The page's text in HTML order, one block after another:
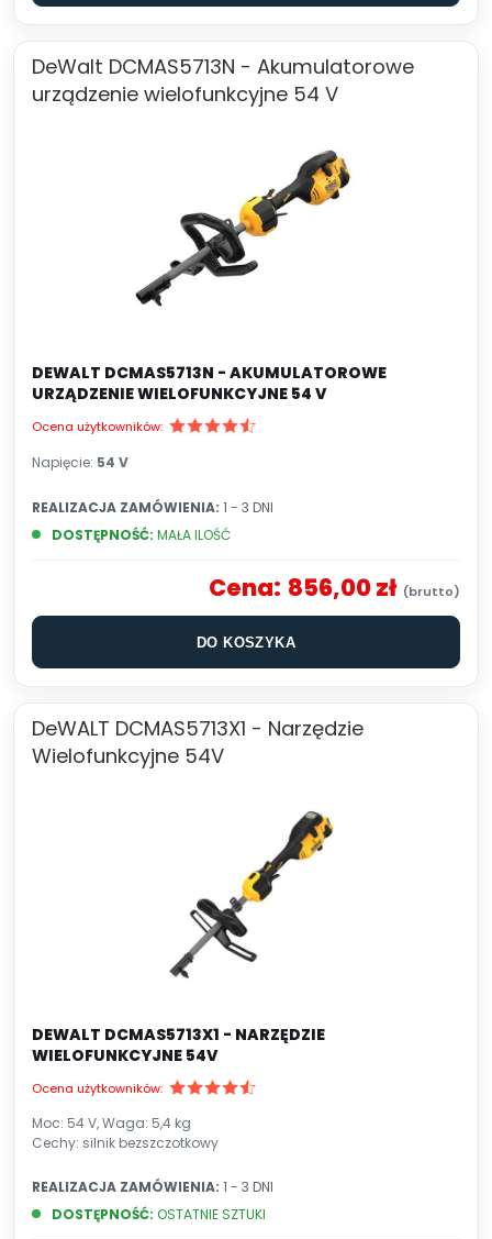
DeWalt DCMAS5713N - Akumulatorowe
urządzenie wielofunkcyjne 54 V
DEWALT DCMAS5713N - AKUMULATOROWE
URZĄDZENIE WIELOFUNKCYJNE 54 V
Ocena użytkowników:
Napięcie: 54 V
DOSTĘPNOŚĆ: MAŁA ILOŚĆ
REALIZACJA ZAMÓWIENIA: 1 - 3 DNI
Cena: 856,00 zł
DO KOSZYKA
DeWALT DCMAS5713X1 - Narzędzie
Wielofunkcyjne 54V
DEWALT DCMAS5713X1 - NARZĘDZIE
WIELOFUNKCYJNE 54V
Ocena użytkowników:
Moc: 54 V, Waga: 5,4 kg
Cechy: silnik bezszczotkowy
DOSTĘPNOŚĆ: OSTATNIE SZTUKI
REALIZACJA ZAMÓWIENIA: 1 - 3 DNI